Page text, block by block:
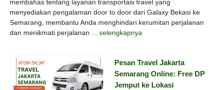
membahas tentang layanan transportasi travel yang
menyediakan pengalaman door to door dari Galaxy Bekasi ke
Semarang, membantu Anda menghindari kerumitan perjalanan
dan menikmati perjalanan ... selengkapnya
Pesan Travel Jakarta
Semarang Online: Free DP
Jemput ke Lokasi